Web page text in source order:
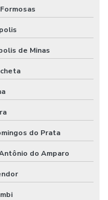
de Minas
do Prata
do Amparo